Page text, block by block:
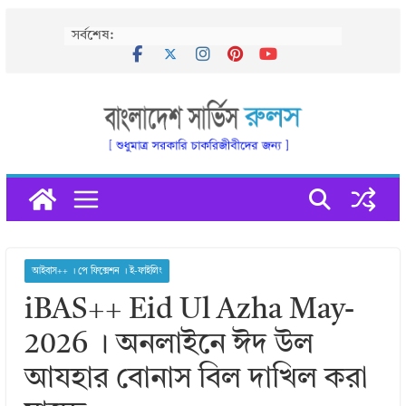
সর্বশেষ:
আইবাস++ । পে ফিক্সেশন । ই-ফাইলিং
iBAS++ Eid Ul Azha May-
2026 । অনলাইনে ঈদ উল
আযহার বোনাস বিল দাখিল করা